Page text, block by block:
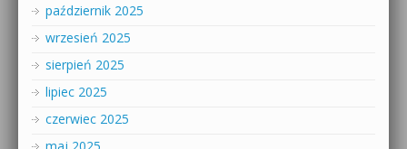
październik 2025
wrzesień 2025
sierpień 2025
lipiec 2025
czerwiec 2025